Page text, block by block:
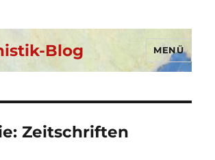
Blog MENÜ
Zeitschriften